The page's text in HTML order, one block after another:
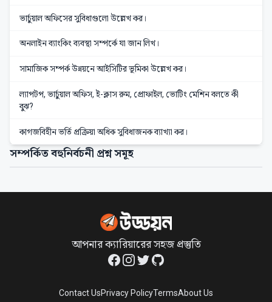
ভার্চুয়াল অফিসের সুবিধাগুলো উল্লেখ কর।
অনলাইন ব্যাংকিং ব্যবস্থা সম্পর্কে যা জান লিখ।
সামাজিক সম্পর্ক উন্নয়নে আইসিটির ভূমিকা উল্লেখ কর।
ল্যাপটপ, ভার্চুয়াল অফিস, ই-ক্লাস রুম, প্রোফাইল, ভোটিং মেশিন বলতে কী
বুঝ?
কাগজবিহীন ভর্তি প্রক্রিয়া অধিক সুবিধাজনক ব্যাখ্যা কর।
সম্পর্কিত বহুনির্বচনী প্রশ্ন সমূহ
আপনার ক্যারিয়ারের সহজ প্রস্তুতি
Facebook
Instagram
TwitterGitHub
Contact UsPrivacy PolicyTermsAbout Us